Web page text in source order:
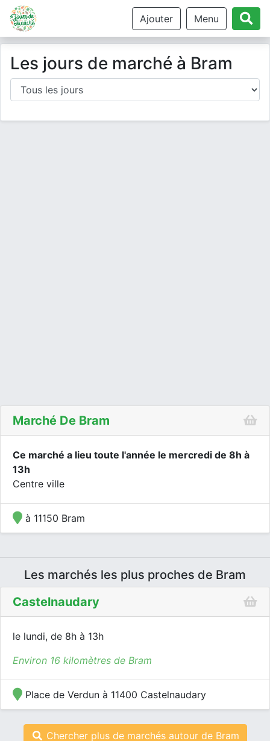
Ajouter Menu
Les jours de marché à Bram
Marché De Bram
Ce marché a lieu toute l'année le mercredi de 8h à
13h
Centre ville
à 11150 Bram
Les marchés les plus proches de Bram
Castelnaudary
le lundi, de 8h à 13h
Environ 16 kilomètres de Bram
Place de Verdun à 11400 Castelnaudary
Chercher plus de marchés autour de Bram